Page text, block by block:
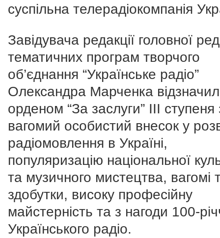
суспільна телерадіокомпанія
Завідувача редакції головної
тематичних програм творчого
об’єднання “Українське радіо”
Олександра Марченка
орденом “За заслуги” III ступеня
вагомий особистий внесок у
радіомовлення в Україні,
популяризацію національної
та музичного мистецтва, вагомі
здобутки, високу професійну
майстерність та з нагоди 100-
Українського радіо.